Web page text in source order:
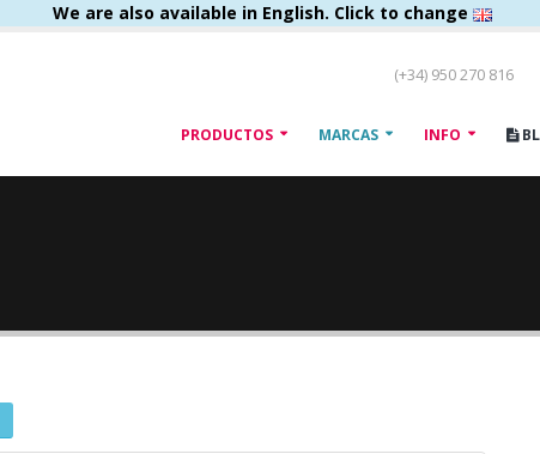
We are also available in English. Click to change
(+34) 950 270 816
PRODUCTOS MARCAS INFO